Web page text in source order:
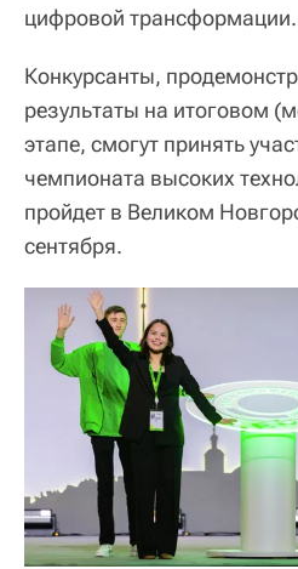
цифровой трансформации.
Конкурсанты,
результаты на итоговом
этапе, смогут принять
чемпионата высоких
пройдет в Великом
сентября.